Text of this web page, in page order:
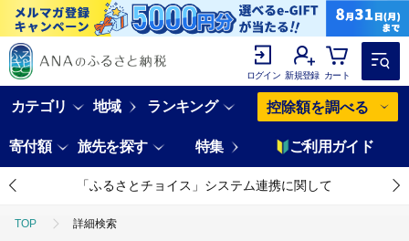
ログイン 新規登録 カート
カテゴリ 地域 ランキング 控除額を調べる
寄付額 旅先を探す 特集 ご利用ガイド
「ふるさとチョイス」システム連携に関して
TOP 詳細検索